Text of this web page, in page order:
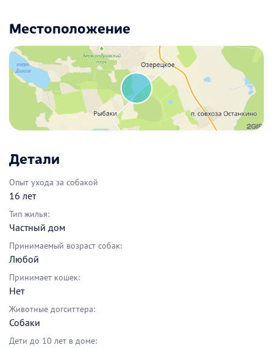
Местоположение
Детали
Опыт ухода за собакой
16 лет
Тип жилья:
Частный дом
Принимаемый возраст собак:
Любой
Принимает кошек:
Нет
Животные догситтера:
Собаки
Дети до 10 лет в доме: